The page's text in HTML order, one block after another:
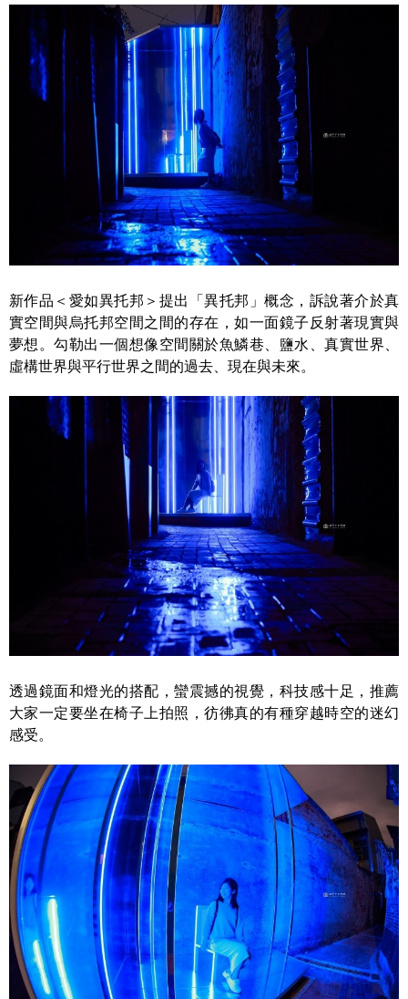
新作品＜愛如異托邦＞提出「異托邦」概念，訴說著介於真
實空間與烏托邦空間之間的存在，如一面鏡子反射著現實與
夢想。勾勒出一個想像空間關於魚鱗巷、鹽水、真實世界、
虛構世界與平行世界之間的過去、現在與未來。
透過鏡面和燈光的搭配，蠻震撼的視覺，科技感十足，推薦
大家一定要坐在椅子上拍照，彷彿真的有種穿越時空的迷幻
感受。